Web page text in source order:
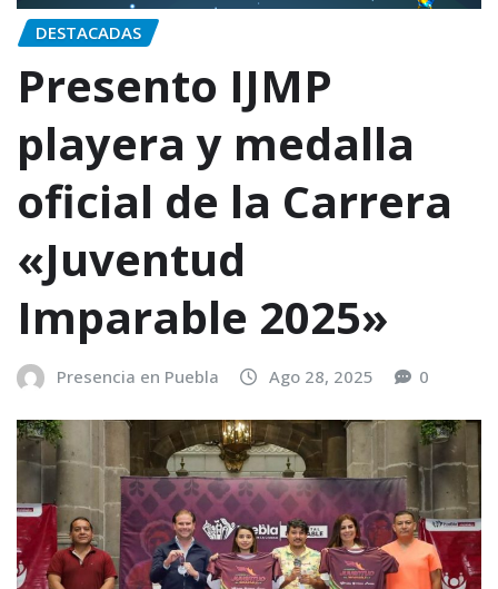
DESTACADAS
Presento IJMP
playera y medalla
oficial de la Carrera
«Juventud
Imparable 2025»
Presencia en Puebla Ago 28, 2025 0